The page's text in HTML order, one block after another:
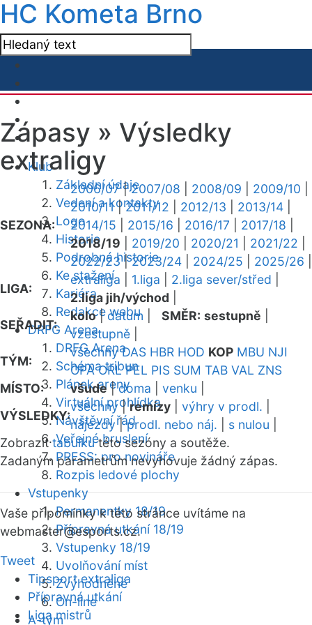
HC Kometa Brno
Klub
Základní údaje
Vedení a kontakty
Logo
Historie
Podrobná historie
Ke stažení
Kariéra
Redakce webu
DRFG Arena
DRFG Arena
Schéma tribun
Plánek areny
Virtuální prohlídka
Návštěvní řád
Veřejné bruslení
PRESS: pro novináře
Rozpis ledové plochy
Vstupenky
Permanentky 18/19
Přípravná utkání 18/19
Vstupenky 18/19
Uvolňování míst
Zvýhodněné
On-line
A-tým
Zápasy » Výsledky
extraligy
SEZONA:
2006/07|2007/08 2008/09 2009/10
2010/11|2011/12 2012/13 2013/14
2014/15
2015/16 2016/17 2017/18
2018/19
2019/20 2020/21 2021/22
2022/23|2023/24 2024/25 2025/26
LIGA:
extraliga 1.liga 2.liga sever/střed
2.liga jih/východ
SEŘADIT:
kolo|datum SMĚR: sestupně
vzestupně
TÝM:
všechny DAS HBR HOD KOP MBU NJI
OPA ORL PEL PIS SUM TAB VAL ZNS
MÍSTO:
všude|doma venku
VÝSLEDKY:
všechny|remízy výhry v prodl.
nájezdy|prodl. nebo náj. s nulou
Zobrazittabulkutéto sezóny a soutěže.
Zadaným parametrům nevyhovuje žádný zápas.
Vaše připomínky k této stránce uvítáme na
webmaster@esports.cz.
Tweet
Tipsport extraliga
Přípravná utkání
Liga mistrů